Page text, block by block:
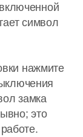
символ
нажмите
замка
это